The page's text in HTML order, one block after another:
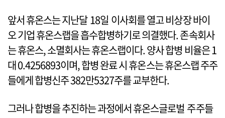
앞서 휴온스는 지난달 18일 이사회를 열고 비상장 바이
오 기업 휴온스랩을 흡수합병하기로 의결했다. 존속회사
는 휴온스, 소멸회사는 휴온스랩이다. 양사 합병 비율은 1
대 0.4256893이며, 합병 완료 시 휴온스는 휴온스랩 주주
들에게 합병신주 382만5327주를 교부한다.
그러나 합병을 추진하는 과정에서 휴온스글로벌 주주들